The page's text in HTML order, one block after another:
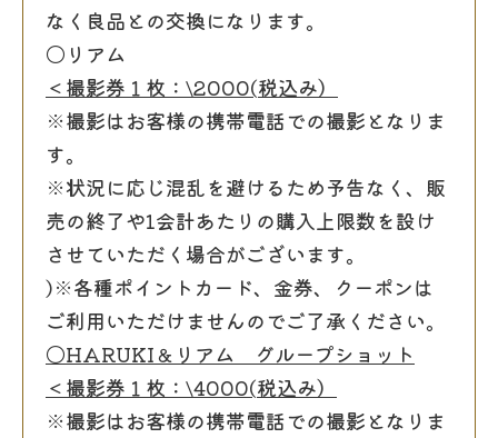
なく良品との交換になります。
〇リアム
＜撮影券１枚： \2000(税込み）
※撮影はお客様の携帯電話での撮影となりま
す。
※状況に応じ混乱を避けるため予告なく、販
売の終了や1会計あたりの購入上限数を設け
させていただく場合がございます。
)※各種ポイントカード、金券、クーポンは
ご利用いただけませんのでご了承ください。
〇HARUKI＆リアム グループショット
＜撮影券１枚： \4000(税込み）
※撮影はお客様の携帯電話での撮影となりま